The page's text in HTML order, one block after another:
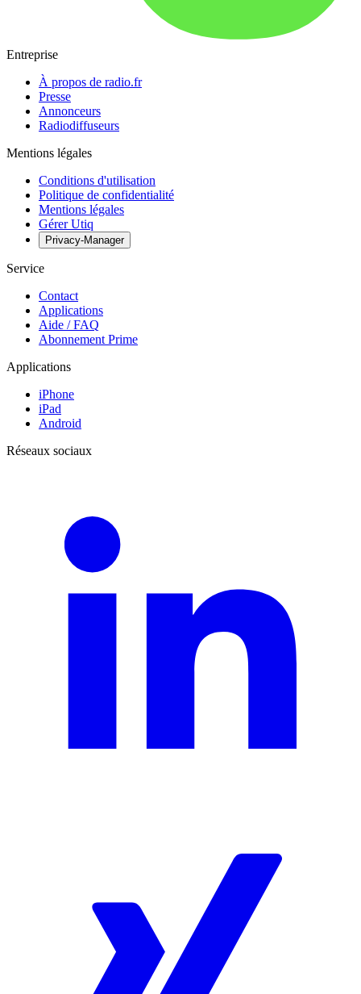
Entreprise
À propos de radio.fr
Presse
Annonceurs
Radiodiffuseurs
Mentions légales
Conditions d'utilisation
Politique de confidentialité
Mentions légales
Gérer Utiq
Privacy-Manager
Service
Contact
Applications
Aide / FAQ
Abonnement Prime
Applications
iPhone
iPad
Android
Réseaux sociaux